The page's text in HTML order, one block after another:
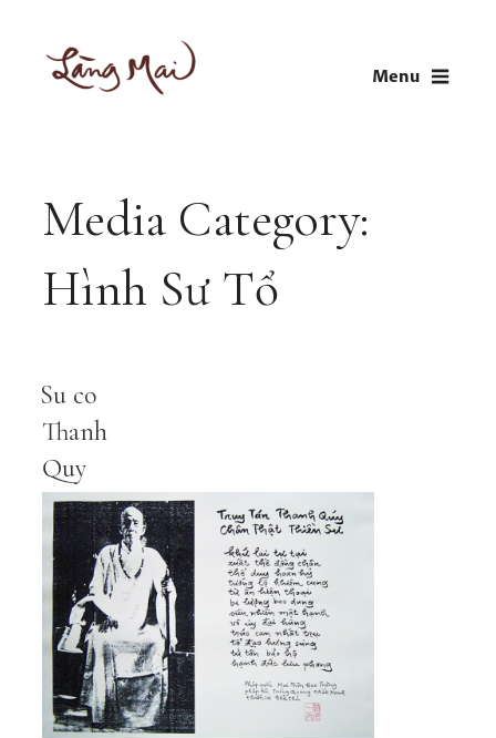
content
Menu
Media Category:
Hình Sư Tổ
Su co
Thanh
Quy